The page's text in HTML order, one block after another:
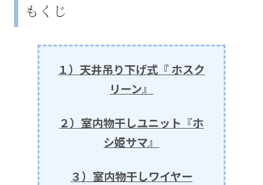
もくじ
１）天井吊り下げ式『 ホスク
リーン』
２）室内物干しユニット『ホ
シ姫サマ』
３）室内物干しワイヤー